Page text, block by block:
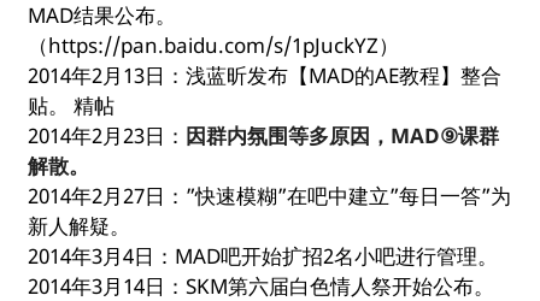
MAD结果公布。
（https://pan.baidu.com/s/1pJuckYZ）
2014年2月13日：浅蓝昕发布【MAD的AE教程】整合
贴。 精帖
2014年2月23日： 因群内氛围等多原因，MAD⑨课群
解散。
2014年2月27日：”快速模糊”在吧中建立”每日一答”为
新人解疑。
2014年3月4日：MAD吧开始扩招2名小吧进行管理。
2014年3月14日：SKM第六届白色情人祭开始公布。